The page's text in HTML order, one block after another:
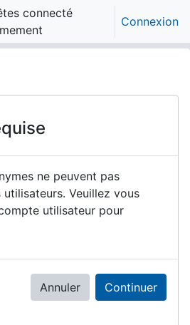
connecté
Connexion
ne peuvent pas
Veuillez vous
utilisateur pour
Annuler Continuer